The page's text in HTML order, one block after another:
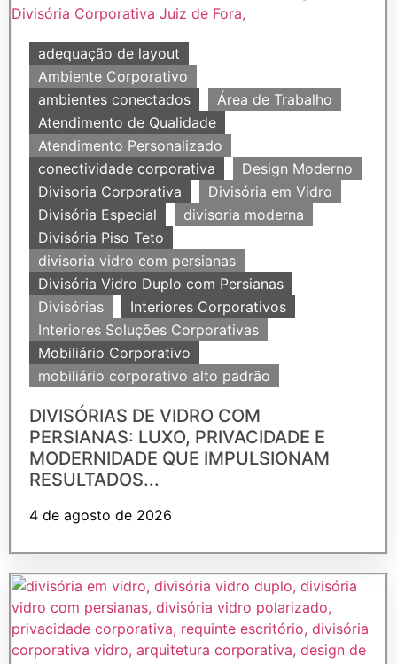
adequação de layout
Ambiente Corporativo
ambientes conectados
Área de Trabalho
Atendimento de Qualidade
Atendimento Personalizado
conectividade corporativa
Design Moderno
Divisoria Corporativa
Divisória em Vidro
Divisória Especial
divisoria moderna
Divisória Piso Teto
divisoria vidro com persianas
Divisória Vidro Duplo com Persianas
Divisórias
Interiores Corporativos
Interiores Soluções Corporativas
Mobiliário Corporativo
mobiliário corporativo alto padrão
DIVISÓRIAS DE VIDRO COM
PERSIANAS: LUXO, PRIVACIDADE E
MODERNIDADE QUE IMPULSIONAM
RESULTADOS...
4 de agosto de 2026